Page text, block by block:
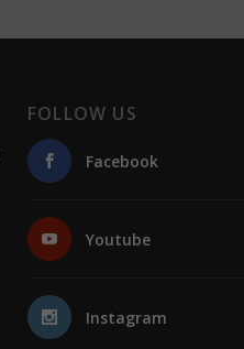
FOLLOW US
Facebook
Youtube
Instagram